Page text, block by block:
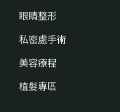
眼睛整形
私密處手術
美容療程
植髮專區